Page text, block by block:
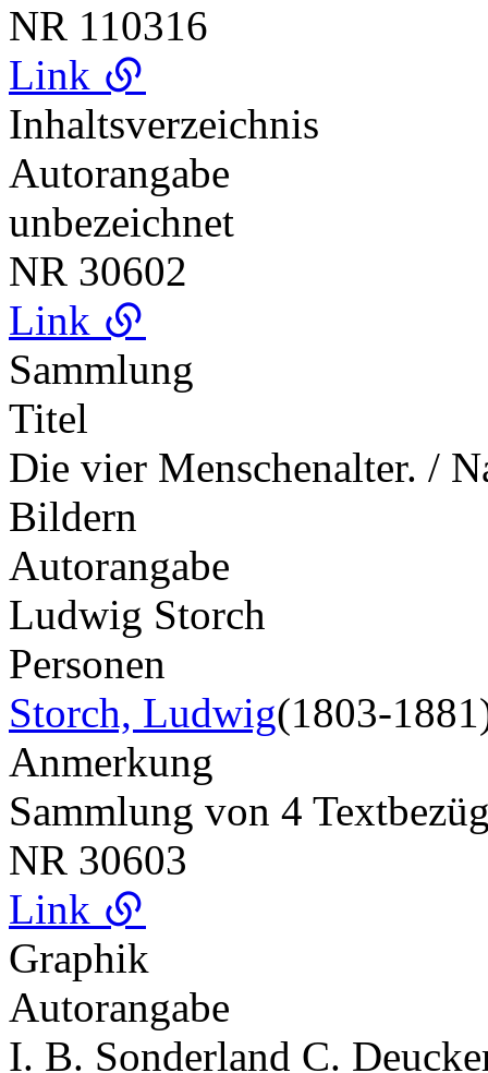
NR 110316
Link
Inhaltsverzeichnis
Autorangabe
unbezeichnet
NR 30602
Link
Sammlung
Titel
Die vier Menschenalter. /
Bildern
Autorangabe
Ludwig Storch
Personen
Storch, Ludwig(1803-
Anmerkung
Sammlung von 4
NR 30603
Link
Graphik
Autorangabe
I. B. Sonderland C.